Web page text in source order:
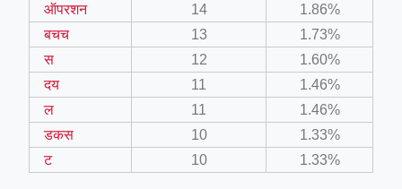
ऑपरशन
14
1.86%
बचच
13
1.73%
स
12
1.60%
दय
11
1.46%
ल
11
1.46%
डकस
10
1.33%
ट
10 1.33%